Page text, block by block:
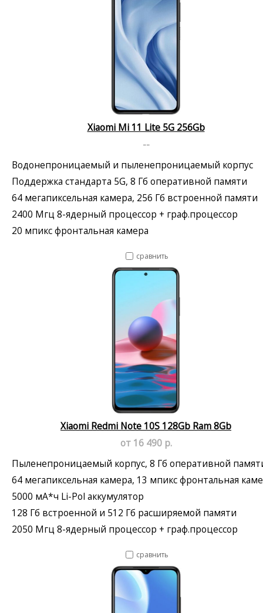
Xiaomi Mi 11 Lite 5G 256Gb
--
Водонепроницаемый и пыленепроницаемый корпус
Поддержка стандарта 5G, 8 Гб оперативной памяти
64 мегапиксельная камера, 256 Гб встроенной памяти
2400 Мгц 8-ядерный процессор + граф.процессор
20 мпикс фронтальная камера
сравнить
Xiaomi Redmi Note 10S 128Gb Ram 8Gb
от 16 490 р.
Пыленепроницаемый корпус, 8 Гб оперативной
64 мегапиксельная камера, 13 мпикс фронтальная
5000 мА*ч Li-Pol аккумулятор
128 Гб встроенной и 512 Гб расширяемой памяти
2050 Мгц 8-ядерный процессор + граф.процессор
сравнить